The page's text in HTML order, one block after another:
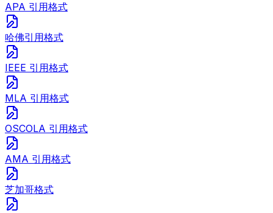
APA 引用格式
哈佛引用格式
IEEE 引用格式
MLA 引用格式
OSCOLA 引用格式
AMA 引用格式
芝加哥格式